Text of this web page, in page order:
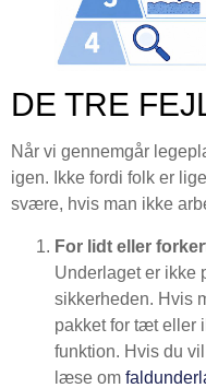
DE TRE
Når vi gennemgår
igen. Ikke fordi folk er
svære, hvis man ikke
For lidt eller
Underlaget er ikke
sikkerheden. Hvis
pakket for tæt eller
funktion. Hvis du
læse om